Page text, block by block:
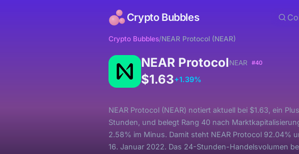
Crypto Bubbles
Crypto Bubbles/NEAR Protocol (NEAR)
NEAR ProtocolNEAR #40
$1.63+1.39%
NEAR Protocol (NEAR) notiert aktuell bei $1.63, ein
Stunden, und belegt Rang 40 nach
2.58% im Minus. Damit steht NEAR Protocol 92.04%
16. Januar 2022. Das 24-Stunden-Handelsvolumen